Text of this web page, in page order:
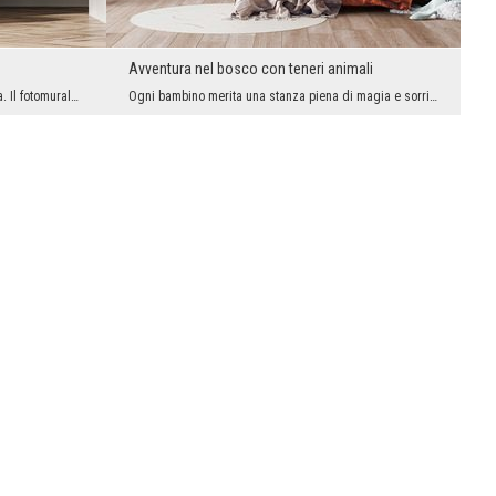
Un’ispirazione naturale in chiave moderna. Il fotomurale con motivo grafico di foglie in verde te...
Avventura nel bosco con teneri animali
Ogni bambino merita una stanza piena di magia e sorrisi. Il fotomurale con animali del bosco in s...